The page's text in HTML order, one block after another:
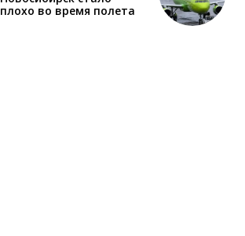
плохо во время полета